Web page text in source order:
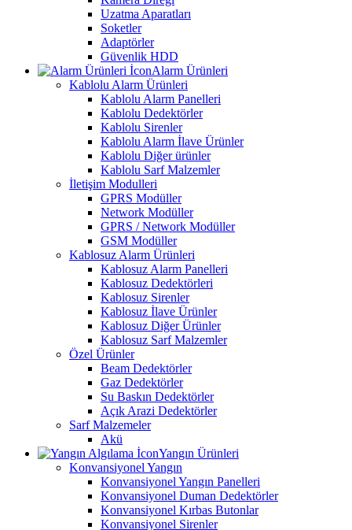
Uzatma Aparatları
Soketler
Adaptörler
Güvenlik HDD
Alarm Ürünleri
Kablolu Alarm Ürünleri
Kablolu Alarm Panelleri
Kablolu Dedektörler
Kablolu Sirenler
Kablolu Alarm İlave Ürünler
Kablolu Diğer ürünler
Kablolu Sarf Malzemler
İletişim Modulleri
GPRS Modüller
Network Modüller
GPRS / Network Modüller
GSM Modüller
Kablosuz Alarm Ürünleri
Kablosuz Alarm Panelleri
Kablosuz Dedektörleri
Kablosuz Sirenler
Kablosuz İlave Ürünler
Kablosuz Diğer Ürünler
Kablosuz Sarf Malzemler
Özel Ürünler
Beam Dedektörler
Gaz Dedektörler
Su Baskın Dedektörler
Açık Arazi Dedektörler
Sarf Malzemeler
Akü
Yangın Ürünleri
Konvansiyonel Yangın
Konvansiyonel Yangın Panelleri
Konvansiyonel Duman Dedektörler
Konvansiyonel Kırbas Butonlar
Konvansiyonel Sirenler